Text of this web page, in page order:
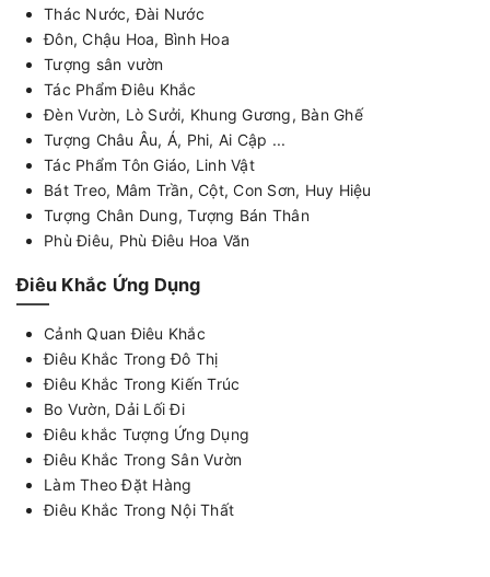
Thác Nước, Đài Nước
Đôn, Chậu Hoa, Bình Hoa
Tượng sân vườn
Tác Phẩm Điêu Khắc
Đèn Vườn, Lò Sưởi, Khung Gương, Bàn Ghế
Tượng Châu Âu, Á, Phi, Ai Cập ...
Tác Phẩm Tôn Giáo, Linh Vật
Bát Treo, Mâm Trần, Cột, Con Sơn, Huy Hiệu
Tượng Chân Dung, Tượng Bán Thân
Phù Điêu, Phù Điêu Hoa Văn
Điêu Khắc Ứng Dụng
Cảnh Quan Điêu Khắc
Điêu Khắc Trong Đô Thị
Điêu Khắc Trong Kiến Trúc
Bo Vườn, Dải Lối Đi
Điêu khắc Tượng Ứng Dụng
Điêu Khắc Trong Sân Vườn
Làm Theo Đặt Hàng
Điêu Khắc Trong Nội Thất